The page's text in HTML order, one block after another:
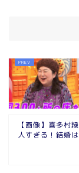
【画像】喜多村
人すぎる！結婚